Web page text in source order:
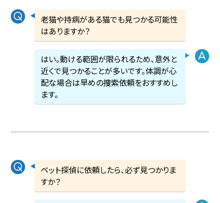
老猫や持病がある猫でも見つかる可能性
はありますか？
はい。動ける範囲が限られるため、意外と
近くで見つかることが多いです。体調が心
配な場合は早めの捜索依頼をおすすめし
ます。
ペット探偵に依頼したら、必ず見つかりま
すか？